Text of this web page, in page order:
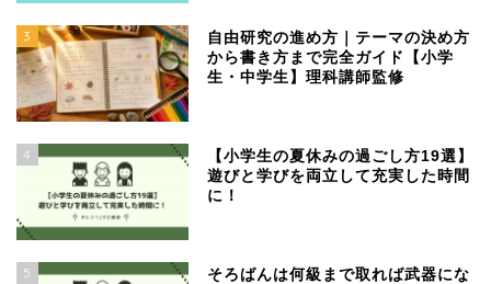
3
自由研究の進め方｜テーマの決め方
から書き方まで完全ガイド【小学
生・中学生】理科講師監修
4
【小学生の夏休みの過ごし方19選】
遊びと学びを両立して充実した時間
に！
5
そろばんは何級まで取れば武器にな